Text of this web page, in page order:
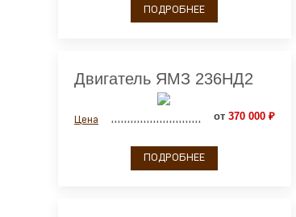
ПОДРОБНЕЕ
Двигатель ЯМЗ 236НД2
Цена от370 000 ₽
ПОДРОБНЕЕ